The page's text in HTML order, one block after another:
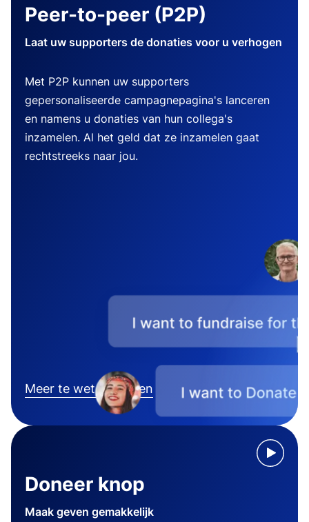
Peer-to-peer (P2P)
Laat uw supporters de donaties voor u verhogen
Met P2P kunnen uw supporters
gepersonaliseerde campagnepagina's lanceren
en namens u donaties van hun collega's
inzamelen. Al het geld dat ze inzamelen gaat
rechtstreeks naar jou.
Meer te weten komen
Doneer knop
Maak geven gemakkelijk